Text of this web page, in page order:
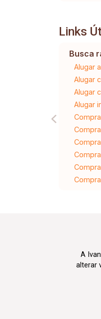
Links
Busca
Alugar
Alugar
Alugar
Alugar
A
alterar